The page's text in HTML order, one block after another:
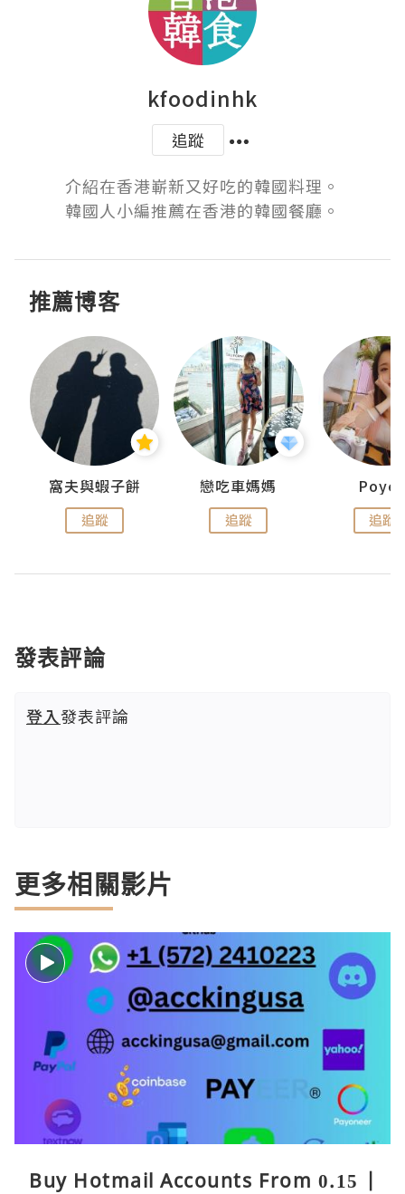
kfoodinhk
追蹤
介紹在香港嶄新又好吃的韓國料理。
韓國人小編推薦在香港的韓國餐廳。
推薦博客
窩夫與蝦子餅
追蹤
戀吃車媽媽
追蹤 追蹤
發表評論
登入發表評論
更多相關影片
Buy Hotmail Accounts From 0.15 |